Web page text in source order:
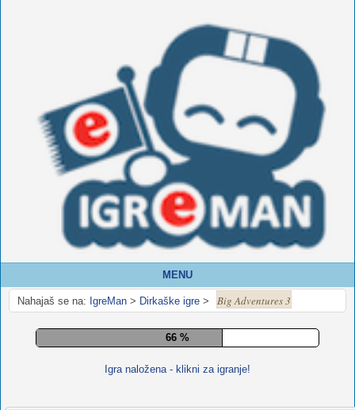
MENU
Nahajaš se na: IgreMan > Dirkaške igre > Big Adventures 3
71 %
Igra naložena - klikni za igranje!